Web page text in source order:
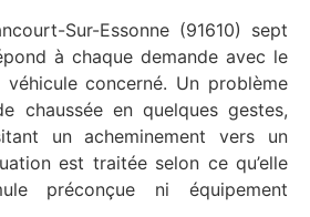
Sur-Essonne (91610) sept
à chaque demande avec le
concerné. Un problème
chaussée en quelques gestes,
un acheminement vers un
est traitée selon ce qu’elle
préconçue ni équipement